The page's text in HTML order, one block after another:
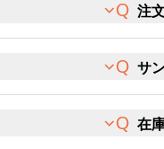
注
サ
在